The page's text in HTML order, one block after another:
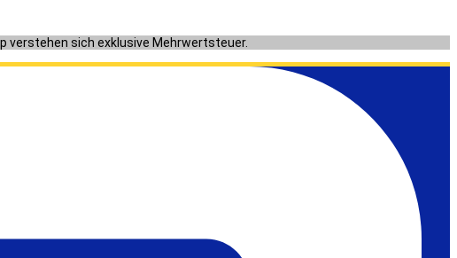
verstehen sich exklusive Mehrwertsteuer.